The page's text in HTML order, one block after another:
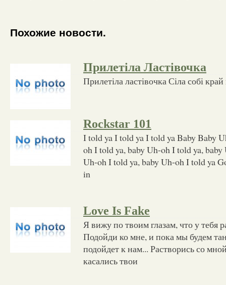
Похожие новости.
Прилетіла Ластівочка
Прилетіла ластівочка Сіла собі
Rockstar 101
I told ya I told ya I told ya Baby Baby
oh I told ya, baby Uh-oh I told ya,
Uh-oh I told ya, baby Uh-oh I told ya
in
Love Is Fake
Я вижу по твоим глазам, что у тебя
Подойди ко мне, и пока мы будем
подойдет к нам... Растворись со
касались твои